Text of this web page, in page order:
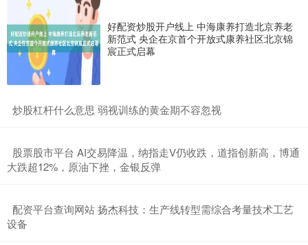
好配资炒股开户线上 中海康养打造北京养老
新范式 央企在京首个开放式康养社区北京锦
宸正式启幕
​炒股杠杆什么意思 弱视训练的黄金期不容忽视
​股票股市平台 AI交易降温，纳指走V仍收跌，道指创新高，博通
大跌超12%，原油下挫，金银反弹
​配资平台查询网站 扬杰科技：生产线转型需综合考量技术工艺
设备